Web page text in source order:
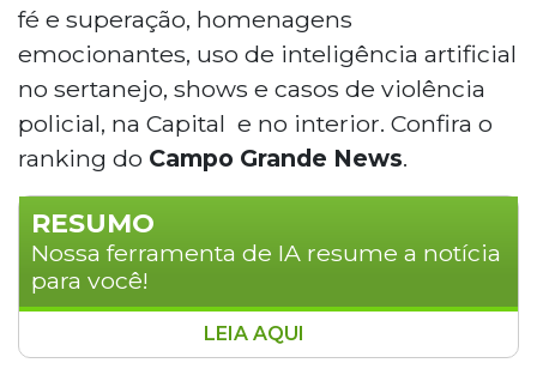
fé e superação, homenagens
emocionantes, uso de inteligência artificial
no sertanejo, shows e casos de violência
policial, na Capital e no interior. Confira o
ranking do Campo Grande News.
RESUMO
Nossa ferramenta de IA resume a notícia
para você!
Os vídeos mais assistidos da semana no
LEIA AQUI